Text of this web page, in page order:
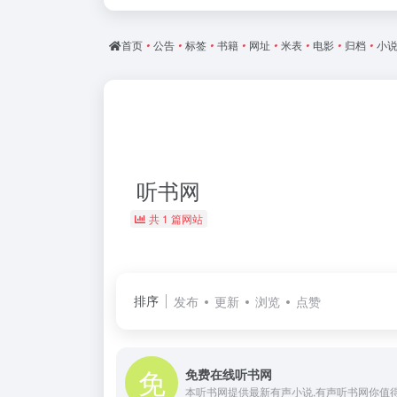
首页 • 公告 • 标签 • 书籍 • 网址 • 米表 • 电影 • 归档 • 小说
听书网
共 1 篇网站
排序 发布 更新 浏览 点赞
免费在线听书网